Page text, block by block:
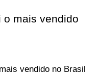
o mais vendido
vendido no Brasil